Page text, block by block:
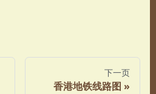
下一页
香港地铁线路图